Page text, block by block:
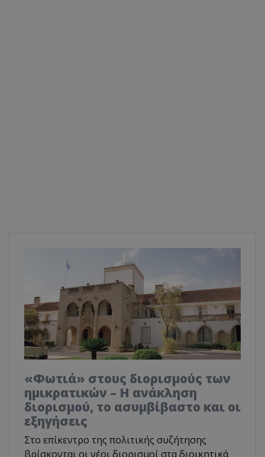
«Φωτιά» στους διορισμούς των
ημικρατικών – Η ανάκληση
διορισμού, το ασυμβίβαστο και οι
εξηγήσεις
Στο επίκεντρο της πολιτικής συζήτησης
βρίσκονται οι νέοι διορισμοί στα διοικητικά